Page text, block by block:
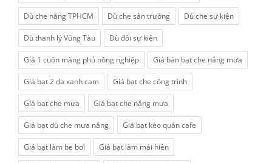
Dù che nắng TPHCM Dù che sân trường Dù che sự kiện
Dù thanh lý Vũng Tàu Dù đôi sự kiện
Giá 1 cuộn màng phủ nông nghiệp Giá bán bạt che nắng mưa
Giá bạt 2 da xanh cam Giá bạt che công trình
Giá bạt che mưa Giá bạt che nắng mưa
Giá bạt dù che mưa nắng Giá bạt kéo quán cafe
Giá bạt làm be bơi Giá bạt làm mái hiên